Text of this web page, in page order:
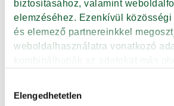
biztosításához, valamint
elemzéséhez. Ezenkívül
és elemező partnereinkkel
weboldalhasználatra vonatkozó
kiválasztása
Elengedhetetlen
5 kg-os